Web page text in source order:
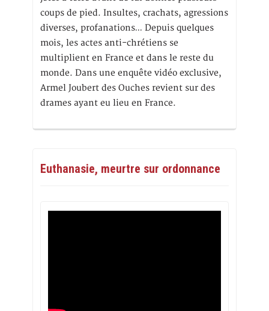
coups de pied. Insultes, crachats, agressions
diverses, profanations… Depuis quelques
mois, les actes anti-chrétiens se
multiplient en France et dans le reste du
monde. Dans une enquête vidéo exclusive,
Armel Joubert des Ouches revient sur des
drames ayant eu lieu en France.
Euthanasie, meurtre sur ordonnance